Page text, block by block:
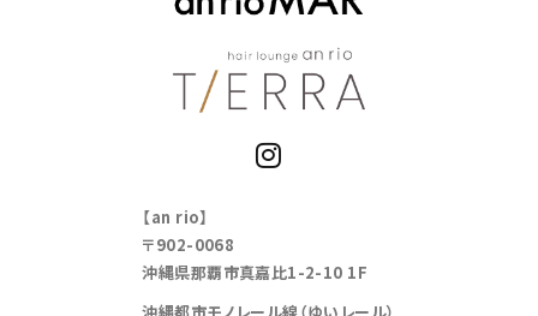
【an rio】
〒902-0068
沖縄県那覇市真嘉比1-2-10 1F